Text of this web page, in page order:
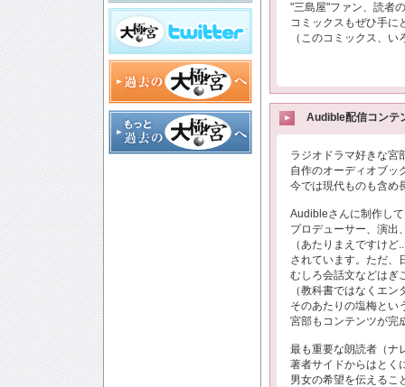
"三島屋"ファン、読者
コミックスもぜひ手に
（このコミックス、
Audible配信コンテ
ラジオドラマ好きな宮
自作のオーディオブッ
今では現代ものも含め
Audibleさんに制作し
プロデューサー、演出
（あたりまえですけ
されています。ただ、
むしろ会話文などはぎ
（教科書ではなくエ
そのあたりの塩梅とい
宮部もコンテンツが完
最も重要な朗読者（ナ
著者サイドからはとく
男女の希望を伝えるこ